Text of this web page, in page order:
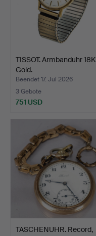
TISSOT. Armbanduhr 18K
Gold.
Beendet 17. Jul 2026
3 Gebote
751 USD
TASCHENUHR. Record,